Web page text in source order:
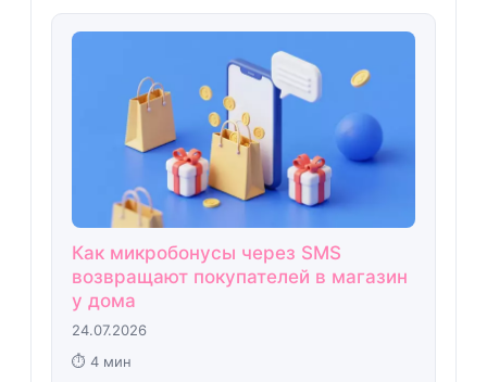
Как микробонусы через SMS
возвращают покупателей в магазин
у дома
24.07.2026
⏱ 4 мин